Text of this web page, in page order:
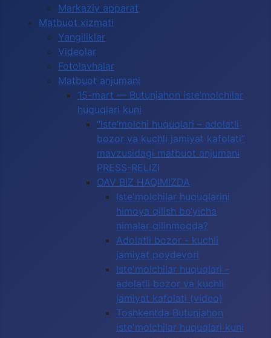
Markaziy apparat
Matbuot xizmati
Yangiliklar
Videolar
Fotolavhalar
Matbuot anjumani
15-mart — Butunjahon iste’molchilar
huquqlari kuni
“Iste’molchi huquqlari – adolatli
bozor va kuchli jamiyat kafolati”
mavzusidagi matbuot anjumani
PRESS-RELIZI
OAV BIZ HAQIMIZDA
Iste'molchilar huquqlarini
himoya qilish bo‘yicha
nimalar qilinmoqda?
Adolatli bozor - kuchli
jamiyat poydevori
Iste'molchilar huquqlari -
adolatli bozor va kuchli
jamiyat kafolati (video)
Toshkentda Butunjahon
iste'molchilar huquqlari kuni